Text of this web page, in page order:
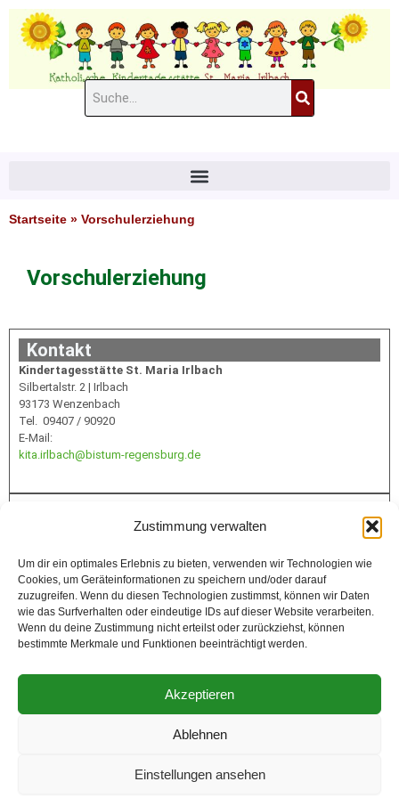
Zustimmung verwalten
Um dir ein optimales Erlebnis zu bieten, verwenden wir Technologien wie
Cookies, um Geräteinformationen zu speichern und/oder darauf
zuzugreifen. Wenn du diesen Technologien zustimmst, können wir Daten
wie das Surfverhalten oder eindeutige IDs auf dieser Website verarbeiten.
Wenn du deine Zustimmung nicht erteilst oder zurückziehst, können
bestimmte Merkmale und Funktionen beeinträchtigt werden.
Akzeptieren
Ablehnen
Einstellungen ansehen
Zum
Inhalt
springen
Suche
Startseite » Vorschulerziehung
Vorschulerziehung
Kontakt
Kindertagesstätte St. Maria Irlbach
Silbertalstr. 2 | Irlbach
93173 Wenzenbach
Tel. 09407 / 90920
E-Mail:
kita.irlbach@bistum-regensburg.de
Förderung